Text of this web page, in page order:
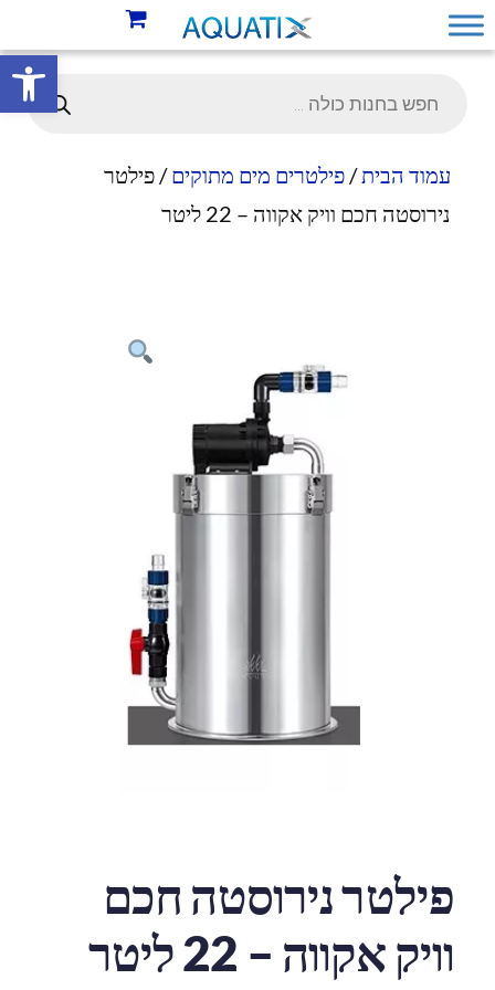
פתח
עמוד הבית/פילטרים מים מתוקים/ פילטר
נירוסטה חכם וויק אקווה – 22 ליטר
פילטר נירוסטה חכם
וויק אקווה – 22 ליטר